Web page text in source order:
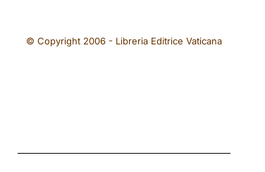
© Copyright 2006 - Libreria Editrice Vaticana